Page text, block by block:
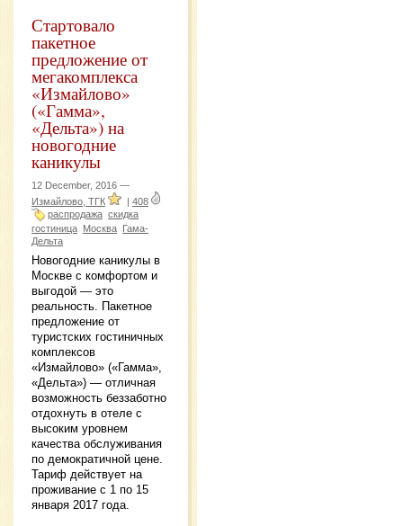
Стартовало
пакетное
предложение от
мегакомплекса
«Измайлово»
(«Гамма»,
«Дельта») на
новогодние
каникулы
12 December, 2016 —
Измайлово, ТГК
| 408
распродажа скидка
гостиница Москва Гама-
Дельта
Новогодние каникулы в
Москве с комфортом и
выгодой — это
реальность. Пакетное
предложение от
туристских гостиничных
комплексов
«Измайлово» («Гамма»,
«Дельта») — отличная
возможность беззаботно
отдохнуть в отеле с
высоким уровнем
качества обслуживания
по демократичной цене.
Тариф действует на
проживание с 1 по 15
января 2017 года.